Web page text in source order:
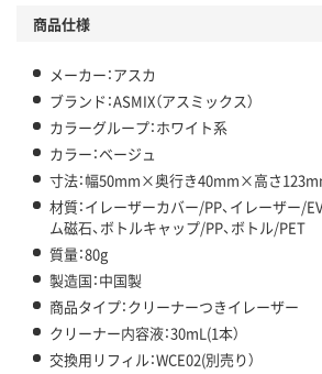
商品仕様
メーカー：アスカ
ブランド：ASMIX（アスミックス）
カラーグループ：ホワイト系
カラー：ベージュ
寸法：幅50mm×奥行き40mm×高さ
材質：イレーザーカバー/PP、イレーザー/
ム磁石、ボトルキャップ/PP、ボトル/PET
質量：80g
製造国：中国製
商品タイプ：クリーナーつきイレーザー
クリーナー内容液：30mL(1本）
交換用リフィル：WCE02(別売り）